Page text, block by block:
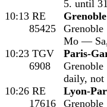
5. until
10:13 RE
85425
Mo —
10:23 TGV
6908
Paris-
daily,
10:26 RE
17616
Lyon-